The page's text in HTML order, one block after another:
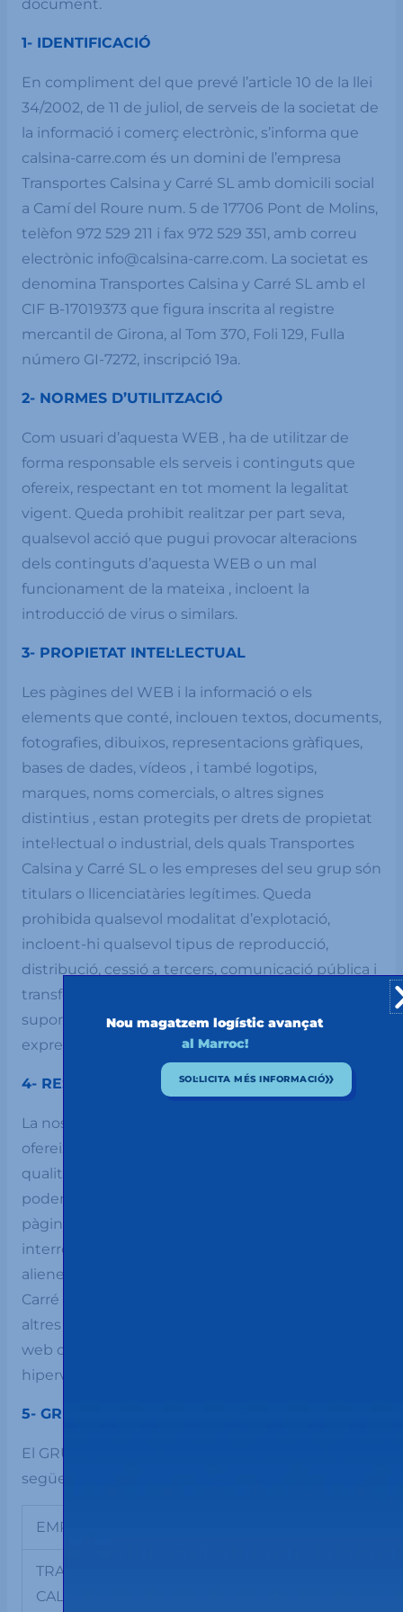
document.
1- IDENTIFICACIÓ
En compliment del que prevé l’article 10 de la llei
34/2002, de 11 de juliol, de serveis de la societat de
la informació i comerç electrònic, s’informa que
calsina-carre.com és un domini de l’empresa
Transportes Calsina y Carré SL amb domicili social
a Camí del Roure num. 5 de 17706 Pont de Molins,
telèfon 972 529 211 i fax 972 529 351, amb correu
electrònic info@calsina-carre.com. La societat es
denomina Transportes Calsina y Carré SL amb el
CIF B-17019373 que figura inscrita al registre
mercantil de Girona, al Tom 370, Foli 129, Fulla
número GI-7272, inscripció 19a.
2- NORMES D’UTILITZACIÓ
Com usuari d’aquesta WEB , ha de utilitzar de
forma responsable els serveis i continguts que
ofereix, respectant en tot moment la legalitat
vigent. Queda prohibit realitzar per part seva,
qualsevol acció que pugui provocar alteracions
dels continguts d’aquesta WEB o un mal
funcionament de la mateixa , incloent la
introducció de virus o similars.
3- PROPIETAT INTEL·LECTUAL
Les pàgines del WEB i la informació o els
elements que conté, inclouen textos, documents,
fotografies, dibuixos, representacions gràfiques,
bases de dades, vídeos , i també logotips,
marques, noms comercials, o altres signes
distintius , estan protegits per drets de propietat
intel·lectual o industrial, dels quals Transportes
Calsina y Carré SL o les empreses del seu grup són
titulars o llicenciatàries legítimes. Queda
prohibida qualsevol modalitat d’explotació,
incloent-hi qualsevol tipus de reproducció,
distribució, cessió a tercers, comunicació pública i
transformació, mitjançant qualsevol mena de
suport i mitjà, sense l’autorització prèvia i
expressa.
4- RESPONSABILITAT
La nostre intenció es la de oferir un lloc WEB que
ofereixi un funcionament continuat i de màxima
qualitat. De totes maneres, li informem que no
podem garantir l’accés continuat, i que les
pàgines es poden trobar impedides, o
interrompudes per factors o circumstàncies
alienes a la nostra voluntat. Transportes Calsina y
Carré SL no és responsable de la informació i
altres continguts integrats en espais o pàgines
web de tercers accessibles mitjançant enllaços,
hipervincles o links.
5- GRUP CALSINA CARRÉ
El GRUP CALSINA CARRÉ, està format per les
següents empreses:
EMPRESA
TRANSPORTES
CALSINA i
Nou magatzem logístic avançat
al Marroc!
SOL·LICITA MÉS INFORMACIÓ